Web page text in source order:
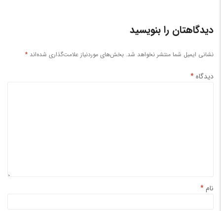
دیدگاهتان را بنویسید
نشانی ایمیل شما منتشر نخواهد شد. بخش‌های موردنیاز علامت‌گذاری شده‌اند *
دیدگاه*
نام*